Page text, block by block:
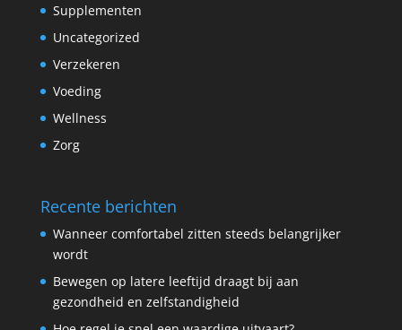
Supplementen
Uncategorized
Verzekeren
Voeding
Wellness
Zorg
Recente berichten
Wanneer comfortabel zitten steeds belangrijker
wordt
Bewegen op latere leeftijd draagt bij aan
gezondheid en zelfstandigheid